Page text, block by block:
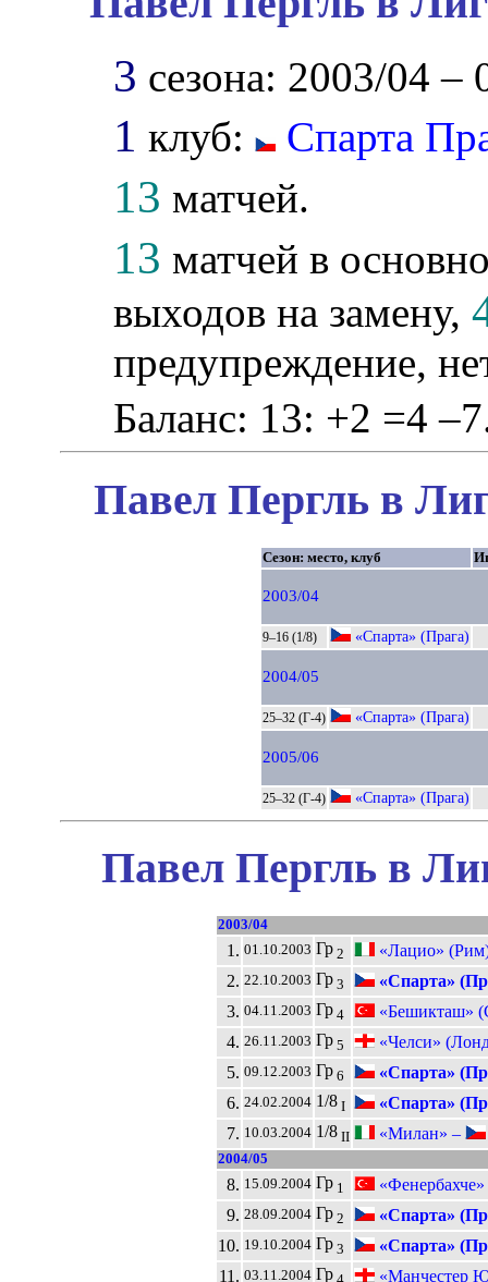
3 сезона: 2003/04 –
1 клуб: Спарта
13 матчей.
13 матчей в
выходов на замену,
предупреждение,
Баланс: 13: +2 =4
Павел Пергль в
Сезон: место, клуб
2003/04
9–16 (1/8) «Спарта» (Прага)
2004/05
25–32 (Г-4) «Спарта» (Прага)
2005/06
25–32 (Г-4) «Спарта» (Прага)
Павел Пергль в
2003/04
1. 01.10.2003 Гр 2
«Лацио»
2. 22.10.2003 Гр 3
«Спарта»
3. 04.11.2003 Гр 4
«Бешикташ»
4. 26.11.2003 Гр 5
«Челси»
5. 09.12.2003 Гр 6
«Спарта»
6. 24.02.2004 1/8 I
«Спарта»
7. 10.03.2004 1/8 II «Милан» –
2004/05
8. 15.09.2004 Гр 1
9. 28.09.2004 Гр 2
«Спарта»
10. 19.10.2004 Гр 3
«Спарта»
11. 03.11.2004 Гр «Манчестер